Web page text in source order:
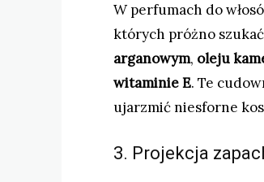
W perfumach do
których próżno
arganowym, oleju
witaminie E. Te
ujarzmić niesforne
3. Projekcja